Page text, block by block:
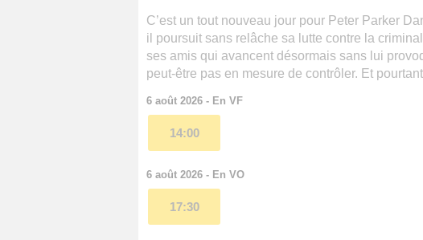
C’est un tout nouveau jour pour Peter Parker
il poursuit sans relâche sa lutte contre la
ses amis qui avancent désormais sans lui
peut-être pas en mesure de contrôler. Et
6 août 2026 - En VF
14:00
6 août 2026 - En VO
17:30